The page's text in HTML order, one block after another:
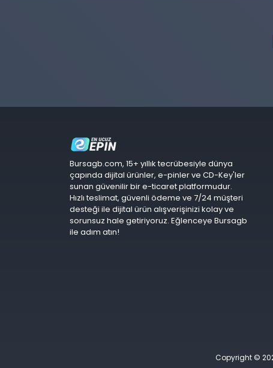
Bursagb.com, 15+ yıllık tecrübesiyle dünya
çapında dijital ürünler, e-pinler ve CD-Key'ler
sunan güvenilir bir e-ticaret platformudur.
Hızlı teslimat, güvenli ödeme ve 7/24 müşteri
desteği ile dijital ürün alışverişinizi kolay ve
sorunsuz hale getiriyoruz. Eğlenceye Bursagb
ile adım atın!
Copyright ©